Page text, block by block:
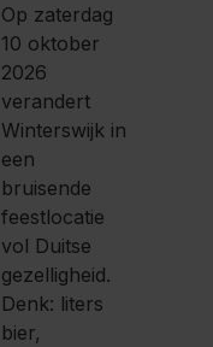
Op zaterdag
10 oktober
2026
verandert
Winterswijk in
een
bruisende
feestlocatie
vol Duitse
gezelligheid.
Denk: liters
bier,